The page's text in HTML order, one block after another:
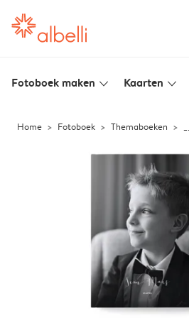
Fotoboek maken slim_arrow_down Kaarten slim_arrow_down
Home Fotoboek Themaboeken